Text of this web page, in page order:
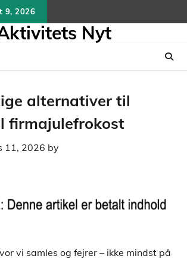
9, 2026
Nyt
alternativer til
firmajulefrokost
11, 2026 by
vi samles og fejrer – ikke mindst på